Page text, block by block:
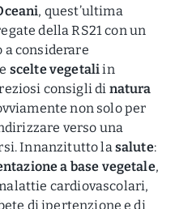
, quest’ultima
della RS21 con un
considerare
scelte vegetaliin
consigli di natura
non solo per
verso una
Innanzitutto lasalute:
a base vegetale,
cardiovascolari,
di ipertenzione e di